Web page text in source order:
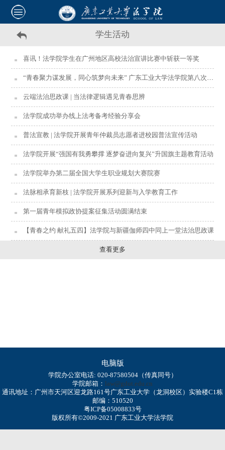
学生活动
喜讯！法学院学生在广州地区高校法治宣讲比赛中斩获一等奖
“青春聚力谋发展，同心筑梦向未来” 广东工业大学法学院第八次学生代表大会成功召开！
云端法治思政课 | 当法律逻辑遇见青春思辨
法学院成功举办线上法考备考经验分享会
普法宣教 | 法学院开展青年仲裁员志愿者进校园普法宣传活动
法学院开展“强国有我勇攀撑 逐梦奋进向复兴”升国旗主题教育活动
法学院举办第二届全国大学生职业规划大赛院赛
法脉相承育新枝 | 法学院开展系列迎新与入学教育工作
第一届青年模拟政协提案征集活动圆满结束
【青春之约 献礼五四】法学院与新疆伽师四中同上一堂法治思政课
查看更多
电脑版
学院办公室电话: 020-87580504（传真同号）
学院邮箱：
law@gdut.edu.cn
通讯地址：广州市天河区迎龙路161号广东工业大学（龙洞校区）实验楼C1栋
邮编：510520
粤ICP备05008833号
版权所有©2009-2021 广东工业大学法学院